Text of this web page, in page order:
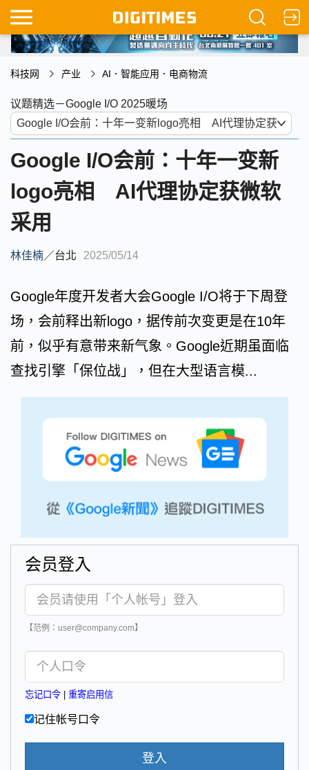
科技网 产业 AI．智能应用．电商物流
议题精选－Google I/O 2025暖场
Google I/O会前：十年一变新
logo亮相 AI代理协定获微软
采用
林佳楠／台北 2025/05/14
Google年度开发者大会Google I/O将于下周登
场，会前释出新logo，据传前次变更是在10年
前，似乎有意带来新气象。Google近期虽面临
查找引擎「保位战」，但在大型语言模...
会员登入
【范例：user@company.com】
忘记口令 重寄启用信
记住帐号口令
登入